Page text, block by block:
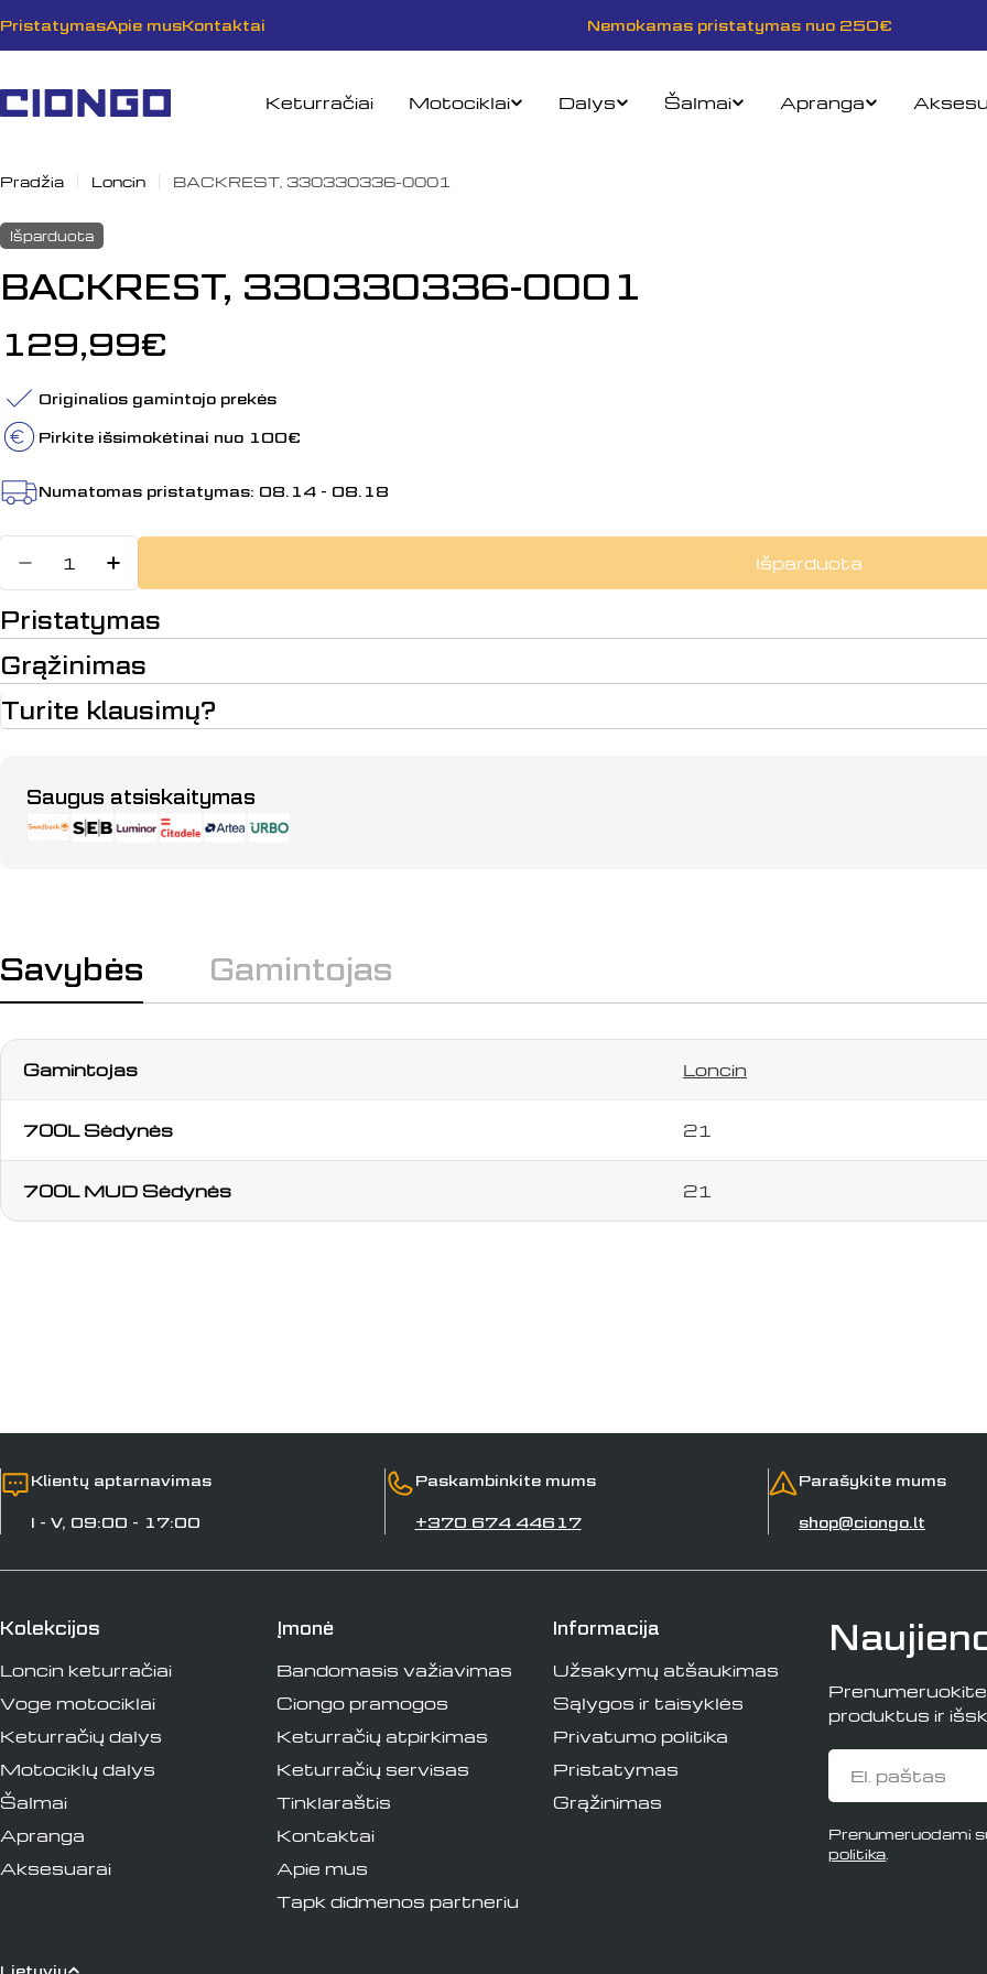
prie
PristatymasApie musKontaktai Nemokamas pristatymas nuo 250€
Keturračiai Motociklai Dalys Šalmai Apranga
Pradžia Loncin BACKREST, 330330336-0001
Išparduota
BACKREST, 330330336-0001
Įprasta
kaina
129,99€
Originalios gamintojo prekės
Pirkite išsimokėtinai nuo 100€
Numatomas pristatymas: 08.14 - 08.18
Sumažinti kiekį: BACKREST, 330330336-0001
Padidinti BACKREST, 330330336-0001 kiekį
Išparduota
Pristatymas
Grąžinimas
Turite klausimų?
Jūsų
Saugus atsiskaitymas
Apmokėjimo
būdai
Savybės Gamintojas
Gamintojas Loncin
700L Sėdynės 21
700L MUD Sėdynės 21
Klientų aptarnavimas
I - V, 09:00 - 17:00
Paskambinkite mums
+370 674 44617
Parašykite mums
shop@ciongo.lt
Kolekcijos
Loncin keturračiai
Voge motociklai
Keturračių dalys
Motociklų dalys
Šalmai
Apranga
Aksesuarai
Įmonė
Bandomasis važiavimas
Ciongo pramogos
Keturračių atpirkimas
Keturračių servisas
Tinklaraštis
Kontaktai
Apie mus
Tapk didmenos partneriu
Informacija
Užsakymų atšaukimas
Sąlygos ir taisyklės
Privatumo politika
Pristatymas
Grąžinimas
produktus ir
El.
paštas
Prenumeruodami
politika
Lietuvių